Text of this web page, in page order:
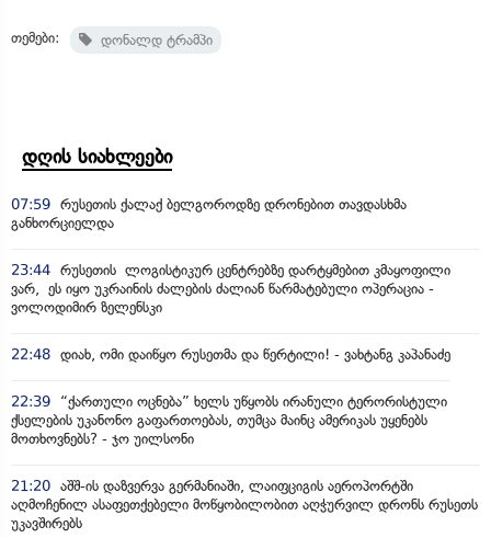
თემები: დონალდ ტრამპი
დღის სიახლეები
07:59 რუსეთის ქალაქ ბელგოროდზე დრონებით თავდასხმა
განხორციელდა
23:44 რუსეთის ლოგისტიკურ ცენტრებზე დარტყმებით კმაყოფილი
ვარ, ეს იყო უკრაინის ძალების ძალიან წარმატებული ოპერაცია -
ვოლოდიმირ ზელენსკი
22:48 დიახ, ომი დაიწყო რუსეთმა და წერტილი! - ვახტანგ კაპანაძე
22:39
“ქართული ოცნება” ხელს უწყობს ირანული ტერორისტული
ქსელების უკანონო გაფართოებას, თუმცა მაინც ამერიკას უყენებს
მოთხოვნებს? - ჯო უილსონი
21:20 აშშ-ის დაზვერვა გერმანიაში, ლაიფციგის აეროპორტში
აღმოჩენილ ასაფეთქებელი მოწყობილობით აღჭურვილ დრონს რუსეთს
უკავშირებს